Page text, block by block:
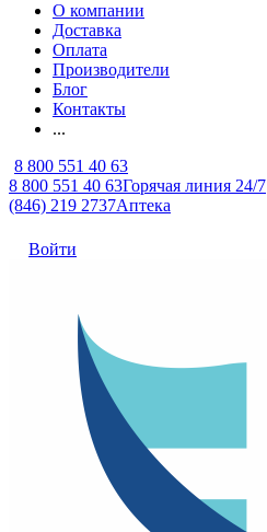
О компании
Доставка
Оплата
Производители
Блог
Контакты
...
8 800 551 40 63
8 800 551 40 63Горячая линия 24/7
(846) 219 2737Аптека
Войти